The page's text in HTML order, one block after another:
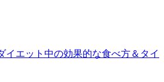
イエット中の効果的な食べ方＆タイ